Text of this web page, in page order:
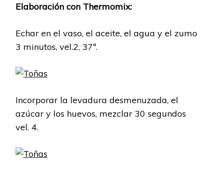
Elaboración con Thermomix:
Echar en el vaso, el aceite, el agua y el zumo
3 minutos, vel.2, 37º.
Incorporar la levadura desmenuzada, el
azúcar y los huevos, mezclar 30 segundos
vel. 4.